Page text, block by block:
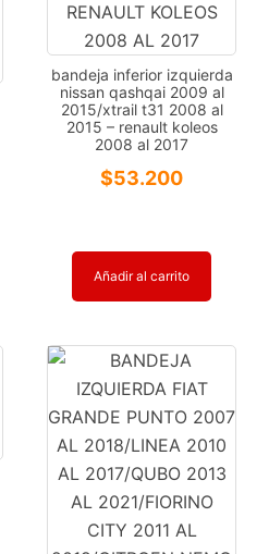
bandeja inferior izquierda
nissan qashqai 2009 al
2015/xtrail t31 2008 al
2015 – renault koleos
2008 al 2017
$53.200
Añadir al carrito